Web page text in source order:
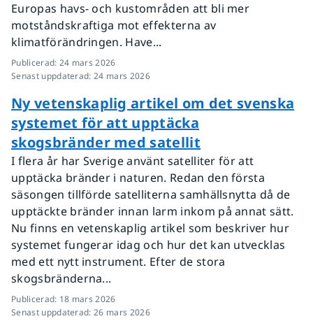
Europas havs- och kustområden att bli mer
motståndskraftiga mot effekterna av
klimatförändringen. Have...
Publicerad: 24 mars 2026
Senast uppdaterad:24 mars 2026
Ny vetenskaplig artikel om det svenska
systemet för att upptäcka
skogsbränder med satellit
I flera år har Sverige använt satelliter för att
upptäcka bränder i naturen. Redan den första
säsongen tillförde satelliterna samhällsnytta då de
upptäckte bränder innan larm inkom på annat sätt.
Nu finns en vetenskaplig artikel som beskriver hur
systemet fungerar idag och hur det kan utvecklas
med ett nytt instrument. Efter de stora
skogsbränderna...
Publicerad: 18 mars 2026
Senast uppdaterad:26 mars 2026